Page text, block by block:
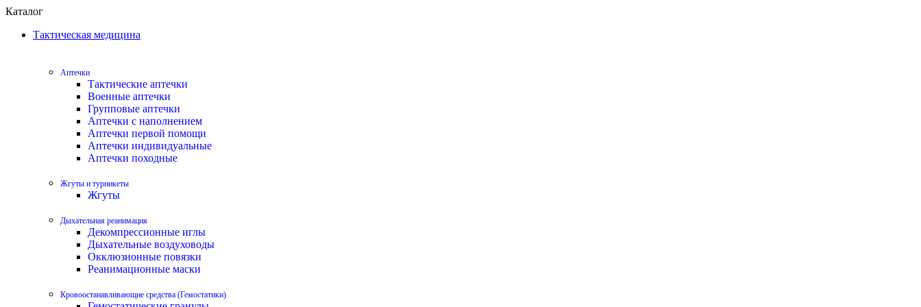
Каталог
Тактическая медицина
Аптечки
Тактические аптечки
Военные аптечки
Групповые аптечки
Аптечки с наполнением
Аптечки первой помощи
Аптечки индивидуальные
Аптечки походные
Жгуты и турникеты
Жгуты
Дыхательная реанимация
Декомпрессионные иглы
Дыхательные воздуховоды
Окклюзионные повязки
Реанимационные маски
Кровоостанавливающие средства (Гемостатики)